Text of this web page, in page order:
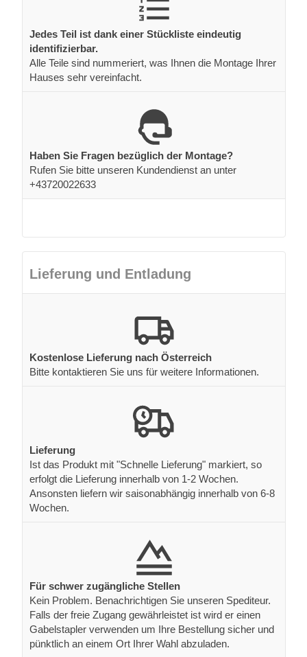
Jedes Teil ist dank einer Stückliste eindeutig
identifizierbar.
Alle Teile sind nummeriert, was Ihnen die Montage Ihrer
Hauses sehr vereinfacht.
Haben Sie Fragen bezüglich der Montage?
Rufen Sie bitte unseren Kundendienst an unter
+43720022633
Lieferung und Entladung
Kostenlose Lieferung nach Österreich
Bitte kontaktieren Sie uns für weitere Informationen.
Lieferung
Ist das Produkt mit "Schnelle Lieferung" markiert, so
erfolgt die Lieferung innerhalb von 1-2 Wochen.
Ansonsten liefern wir saisonabhängig innerhalb von 6-8
Wochen.
Für schwer zugängliche Stellen
Kein Problem. Benachrichtigen Sie unseren Spediteur.
Falls der freie Zugang gewährleistet ist wird er einen
Gabelstapler verwenden um Ihre Bestellung sicher und
pünktlich an einem Ort Ihrer Wahl abzuladen.